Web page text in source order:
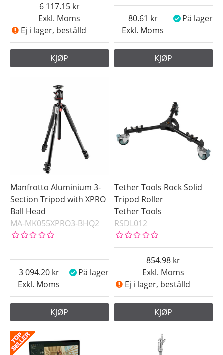
Exkl. Moms
6 117.15
Ej i lager, beställd
KJØP
Exkl. Moms
80.61 På lager
KJØP
Manfrotto Aluminium 3-
Section Tripod with XPRO
Ball Head
MA-MK055XPRO3-BHQ2
Exkl. Moms
3 094.20 På lager
KJØP
Tether Tools Rock Solid
Tripod Roller
Tether Tools
RSDL012
Exkl. Moms
854.98
Ej i lager, beställd
KJØP